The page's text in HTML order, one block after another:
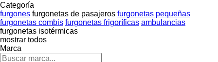
Categoría
furgones furgonetas de pasajeros furgonetas pequeñas
furgonetas combis furgonetas frigoríficas ambulancias
furgonetas isotérmicas
mostrar todos
Marca